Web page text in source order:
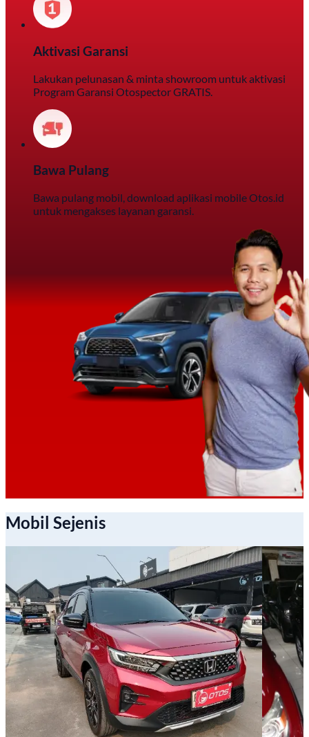
Aktivasi Garansi
Lakukan pelunasan & minta showroom untuk aktivasi
Program Garansi Otospector GRATIS.
Bawa Pulang
Bawa pulang mobil, download aplikasi mobile Otos.id
untuk mengakses layanan garansi.
Mobil Sejenis